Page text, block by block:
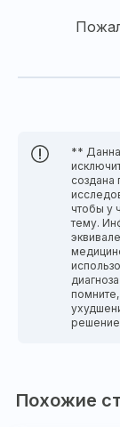
**
создана
чтобы у
тему.
Похожие